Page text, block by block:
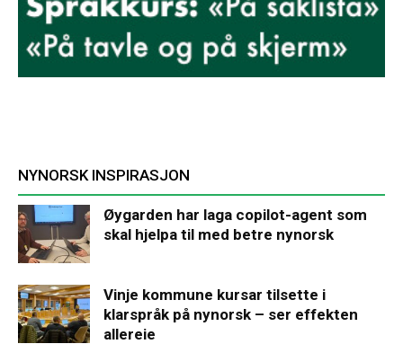
NYNORSK INSPIRASJON
Øygarden har laga copilot-agent som
skal hjelpa til med betre nynorsk
Vinje kommune kursar tilsette i
klarspråk på nynorsk – ser effekten
allereie